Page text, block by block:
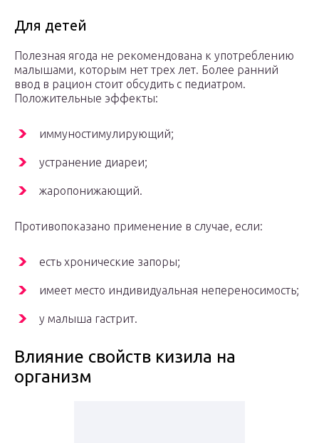
Для детей
Полезная ягода не рекомендована к употреблению
малышами, которым нет трех лет. Более ранний
ввод в рацион стоит обсудить с педиатром.
Положительные эффекты:
иммуностимулирующий;
устранение диареи;
жаропонижающий.
Противопоказано применение в случае, если:
есть хронические запоры;
имеет место индивидуальная непереносимость;
у малыша гастрит.
Влияние свойств кизила на
организм